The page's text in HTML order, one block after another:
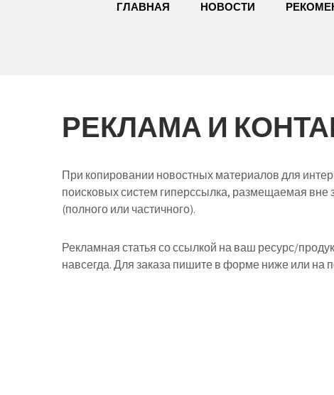
ГЛАВНАЯ НОВОСТИ
РЕКЛАМА И
При копировании новостных материалов для
поисковых систем гиперссылка, размещаемая
(полного или частичного).
Рекламная статья со ссылкой на ваш ресурс/
навсегда. Для заказа пишите в форме ниже или на